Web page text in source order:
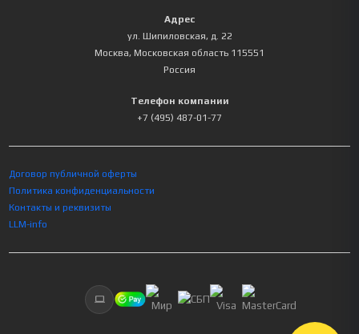
Адрес
ул. Шипиловская, д. 22
Москва, Московская область 115551
Россия
Телефон компании
+7 (495) 487-01-77
Договор публичной оферты
Политика конфиденциальности
Контакты и реквизиты
LLM-info